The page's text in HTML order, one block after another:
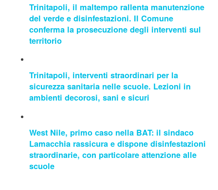
Trinitapoli, il maltempo rallenta manutenzione
del verde e disinfestazioni. Il Comune
conferma la prosecuzione degli interventi sul
territorio
Trinitapoli, interventi straordinari per la
sicurezza sanitaria nelle scuole. Lezioni in
ambienti decorosi, sani e sicuri
West Nile, primo caso nella BAT: il sindaco
Lamacchia rassicura e dispone disinfestazioni
straordinarie, con particolare attenzione alle
scuole